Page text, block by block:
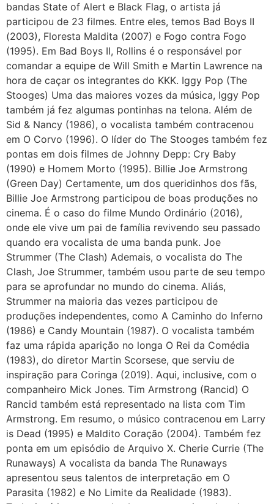
bandas State of Alert e Black Flag, o artista já
participou de 23 filmes. Entre eles, temos Bad Boys II
(2003), Floresta Maldita (2007) e Fogo contra Fogo
(1995). Em Bad Boys II, Rollins é o responsável por
comandar a equipe de Will Smith e Martin Lawrence na
hora de caçar os integrantes do KKK. Iggy Pop (The
Stooges) Uma das maiores vozes da música, Iggy Pop
também já fez algumas pontinhas na telona. Além de
Sid & Nancy (1986), o vocalista também contracenou
em O Corvo (1996). O líder do The Stooges também fez
pontas em dois filmes de Johnny Depp: Cry Baby
(1990) e Homem Morto (1995). Billie Joe Armstrong
(Green Day) Certamente, um dos queridinhos dos fãs,
Billie Joe Armstrong participou de boas produções no
cinema. É o caso do filme Mundo Ordinário (2016),
onde ele vive um pai de família revivendo seu passado
quando era vocalista de uma banda punk. Joe
Strummer (The Clash) Ademais, o vocalista do The
Clash, Joe Strummer, também usou parte de seu tempo
para se aprofundar no mundo do cinema. Aliás,
Strummer na maioria das vezes participou de
produções independentes, como A Caminho do Inferno
(1986) e Candy Mountain (1987). O vocalista também
faz uma rápida aparição no longa O Rei da Comédia
(1983), do diretor Martin Scorsese, que serviu de
inspiração para Coringa (2019). Aqui, inclusive, com o
companheiro Mick Jones. Tim Armstrong (Rancid) O
Rancid também está representado na lista com Tim
Armstrong. Em resumo, o músico contracenou em Larry
is Dead (1995) e Maldito Coração (2004). Também fez
ponta em um episódio de Arquivo X. Cherie Currie (The
Runaways) A vocalista da banda The Runaways
apresentou seus talentos de interpretação em O
Parasita (1982) e No Limite da Realidade (1983).